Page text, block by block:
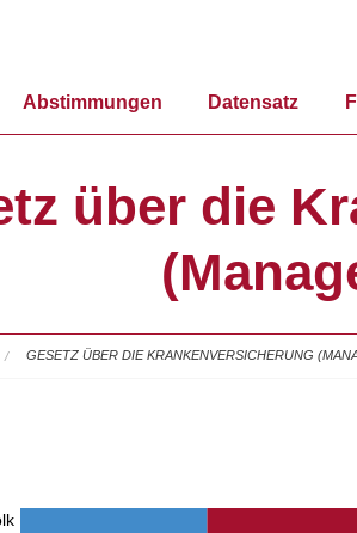
Abstimmungen Datensatz
über die
GESETZ ÜBER DIE KRANKENVERSICHERUNG